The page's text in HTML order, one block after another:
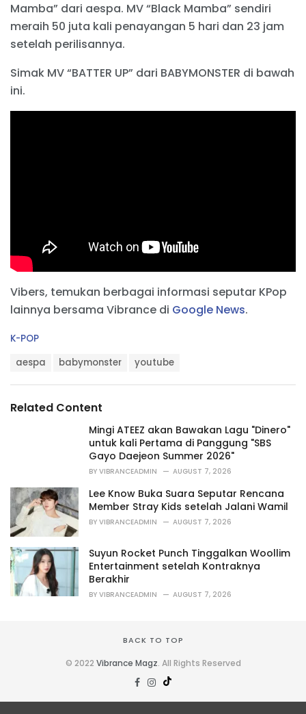
Mamba” dari aespa. MV “Black Mamba” sendiri
meraih 50 juta kali penayangan 5 hari dan 23 jam
setelah perilisannya.
Simak MV “BATTER UP” dari BABYMONSTER di bawah
ini.
Vibers, temukan berbagai informasi seputar KPop
lainnya bersama Vibrance di Google News.
C
r
K-POP
:
aespa babymonster youtube
Related Content
Mingi ATEEZ akan Bawakan Lagu "Dinero"
untuk kali Pertama di Panggung "SBS
Gayo Daejeon Summer 2026"
BY VIBRANCEADMIN AUGUST 7, 2026
Lee Know Buka Suara Seputar Rencana
Member Stray Kids setelah Jalani Wamil
BY VIBRANCEADMIN AUGUST 7, 2026
Suyun Rocket Punch Tinggalkan Woollim
Entertainment setelah Kontraknya
Berakhir
BY VIBRANCEADMIN AUGUST 7, 2026
BACK TO TOP
© 2022 Vibrance Magz. All Rights Reserved